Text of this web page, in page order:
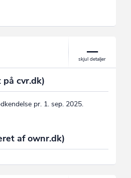
cvr.dk)
pr. 1. sep. 2025.
af ownr.dk)